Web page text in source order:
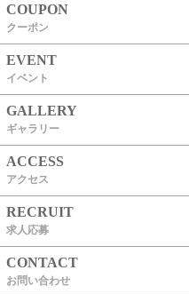
COUPON
クーポン
EVENT
イベント
GALLERY
ギャラリー
ACCESS
アクセス
RECRUIT
求人応募
CONTACT
お問い合わせ